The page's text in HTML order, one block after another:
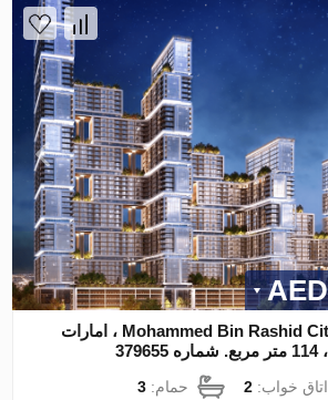
آپارتمان در Mohammed Bin Rashid City، Dubai ، امارات
اتاق خواب:2 حمام:3